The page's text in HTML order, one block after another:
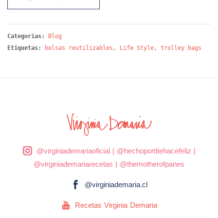
Categorías:
Blog
Etiquetas:
bolsas reutilizables , Life Style, trolley bags
@virginiademariaoficial| @hechoportitehacefeliz |
@virginiademariarecetas | @themotherofpanes
@virginiademaria.cl
Recetas Virginia Demaria